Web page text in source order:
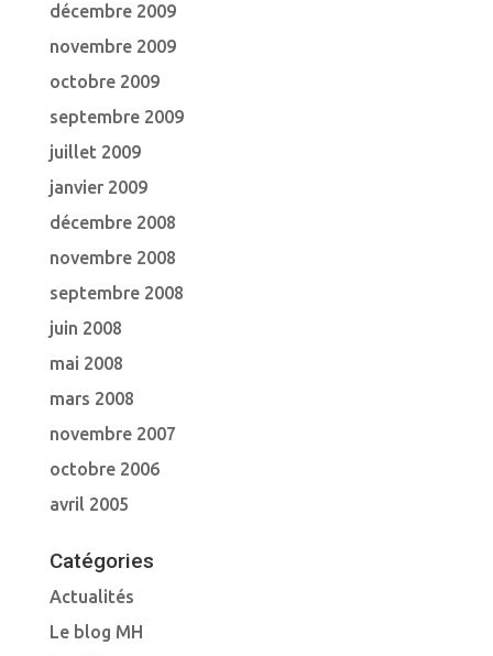
décembre 2009
novembre 2009
octobre 2009
septembre 2009
juillet 2009
janvier 2009
décembre 2008
novembre 2008
septembre 2008
juin 2008
mai 2008
mars 2008
novembre 2007
octobre 2006
avril 2005
Catégories
Actualités
Le blog MH